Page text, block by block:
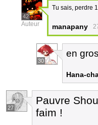
42
Auteur
Tu sais, perdre
manapany
30
en
Hana-
27
Pauvre
faim !